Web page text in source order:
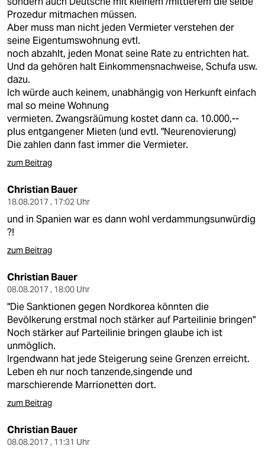
Prozedur mitmachen müssen.
Aber muss man nicht jeden Vermieter verstehen der
seine Eigentumswohnung evtl.
noch abzahlt, jeden Monat seine Rate zu entrichten hat.
Und da gehören halt Einkommensnachweise, Schufa usw.
dazu.
Ich würde auch keinem, unabhängig von Herkunft einfach
mal so meine Wohnung
vermieten. Zwangsräümung kostet dann ca. 10.000,--
plus entgangener Mieten (und evtl. "Neurenovierung)
Die zahlen dann fast immer die Vermieter.
zum Beitrag
Christian Bauer
18.08.2017 , 17:02 Uhr
und in Spanien war es dann wohl verdammungsunwürdig
?!
zum Beitrag
Christian Bauer
08.08.2017 , 18:00 Uhr
"Die Sanktionen gegen Nordkorea könnten die
Bevölkerung erstmal noch stärker auf Parteilinie bringen"
Noch stärker auf Parteilinie bringen glaube ich ist
unmöglich.
Irgendwann hat jede Steigerung seine Grenzen erreicht.
Leben eh nur noch tanzende,singende und
marschierende Marrionetten dort.
zum Beitrag
Christian Bauer
08.08.2017 , 11:31 Uhr